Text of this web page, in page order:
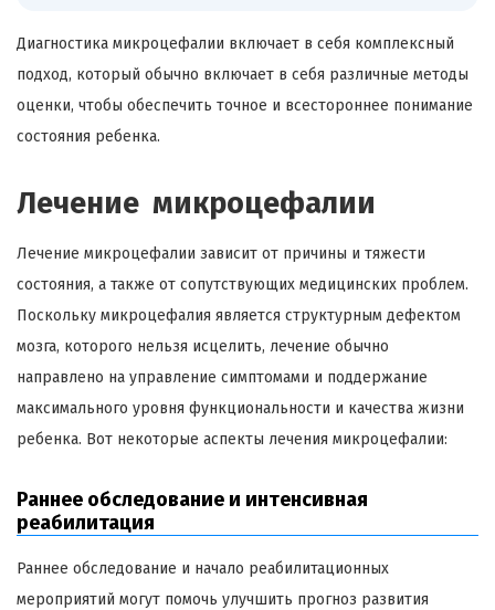
Диагностика микроцефалии включает в себя комплексный
подход, который обычно включает в себя различные методы
оценки, чтобы обеспечить точное и всестороннее понимание
состояния ребенка.
Лечение микроцефалии
Лечение микроцефалии зависит от причины и тяжести
состояния, а также от сопутствующих медицинских проблем.
Поскольку микроцефалия является структурным дефектом
мозга, которого нельзя исцелить, лечение обычно
направлено на управление симптомами и поддержание
максимального уровня функциональности и качества жизни
ребенка. Вот некоторые аспекты лечения микроцефалии:
Раннее обследование и интенсивная
реабилитация
Раннее обследование и начало реабилитационных
мероприятий могут помочь улучшить прогноз развития